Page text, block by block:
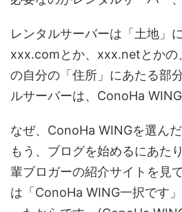
レンタルサーバーは「土地」
xxx.comとか、xxx.netとかの
の自分の「住所」にあたる部
ルサーバーは、ConoHa WING
なぜ、ConoHa WINGを選ん
もう、ブログを始めるにあた
輩ブロガーの紹介サイトを見
は「ConoHa WING一択です